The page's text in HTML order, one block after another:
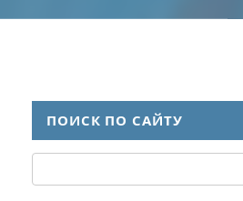
ПОИСК ПО САЙТУ